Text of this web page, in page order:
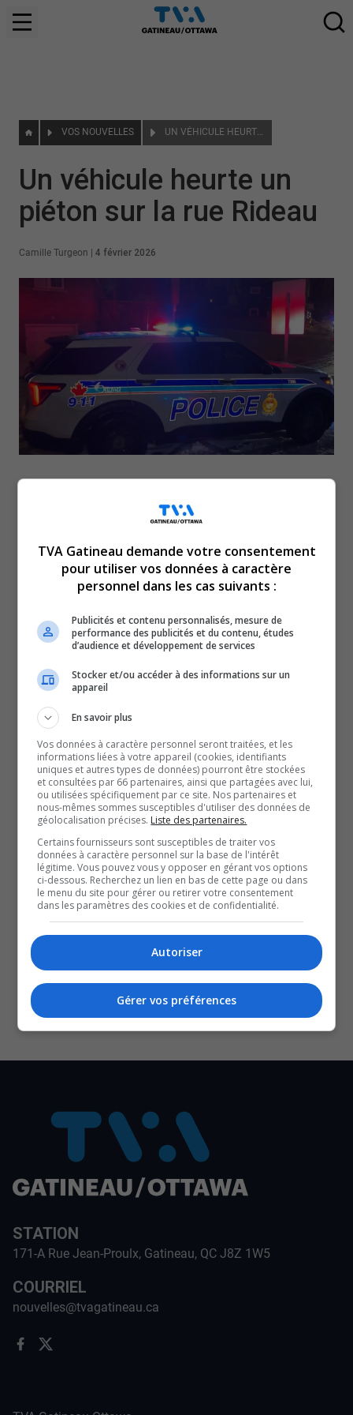
VOS NOUVELLES UN VÉHICULE HEURTE UN PIÉTON SUR LA RUE RIDEAU
Un véhicule heurte un
piéton sur la rue Rideau
Camille Turgeon 4 février 2026
Toute personne qui possède de l’information au
sujet de cet accident est invitée à communiquer
Police d’Ottawa au 613-236-1222, poste 2345.
Les personnes qui souhaitent garder l’anonymat peuvent
800-222-8477 ou en ligne au site Web suivant :Crime
Stoppers dans la région de la capitale nationale
Vers 19 h le 3 février, un véhicule a happé une piétonne.
La collision est survenue entre les rues Charlotte et
Wurtemburg, dans le secteur Côte-de-Sable.
La victime, une femme adulte, a été transportée à
l’hôpital. Ses blessures sont très graves, et elle en aura
des séquelles. Bien qu’elle soit dans un état stable, étant
donné la gravité de ses blessures, son état pourrait se
détériorer.
Les enquêteurs sont à la recherche de témoins et de
renseignements supplémentaires pour tenter de mieux
comprendre ce qui s’est passé.
SOUTENIR NOS MÉDIAS, C’EST PROTÉGER NOTRE
CULTURE ET NOTRE ÉCONOMIE
STATION
171-A Rue Jean-Proulx, Gatineau, QC J8Z 1W5
COURRIEL
nouvelles@tvagatineau.ca
TVA Gatineau demande votre consentement
pour utiliser vos données à caractère
personnel dans les cas suivants :
Publicités et contenu personnalisés, mesure de
performance des publicités et du contenu, études
d’audience et développement de services
Stocker et/ou accéder à des informations sur un
appareil
En savoir plus
Vos données à caractère personnel seront traitées, et les
informations liées à votre appareil (cookies, identifiants
uniques et autres types de données) pourront être stockées
et consultées par 66 partenaires, ainsi que partagées avec lui,
ou utilisées spécifiquement par ce site. Nos partenaires et
nous-mêmes sommes susceptibles d'utiliser des données de
géolocalisation précises. Liste des partenaires.
Certains fournisseurs sont susceptibles de traiter vos
données à caractère personnel sur la base de l'intérêt
légitime. Vous pouvez vous y opposer en gérant vos options
ci-dessous. Recherchez un lien en bas de cette page ou dans
le menu du site pour gérer ou retirer votre consentement
dans les paramètres des cookies et de confidentialité.
Autoriser
Gérer vos préférences